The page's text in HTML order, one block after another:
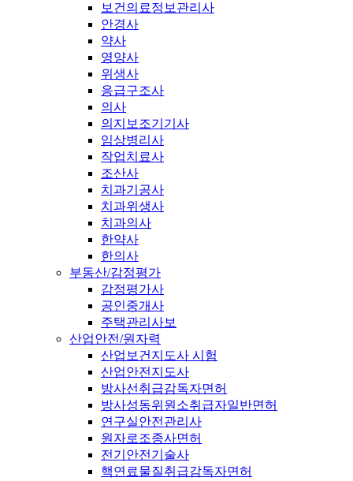
보건의료정보관리사
안경사
약사
영양사
위생사
응급구조사
의사
의지보조기기사
임상병리사
작업치료사
조산사
치과기공사
치과위생사
치과의사
한약사
한의사
부동산/감정평가
감정평가사
공인중개사
주택관리사보
산업안전/원자력
산업보건지도사 시험
산업안전지도사
방사선취급감독자면허
방사성동위원소취급자일반면허
연구실안전관리사
원자로조종사면허
전기안전기술사
핵연료물질취급감독자면허